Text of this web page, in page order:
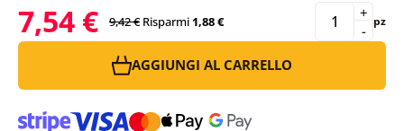
7,54 € 9,42 € Risparmi1,88 € -
+ pz
AGGIUNGI AL CARRELLO